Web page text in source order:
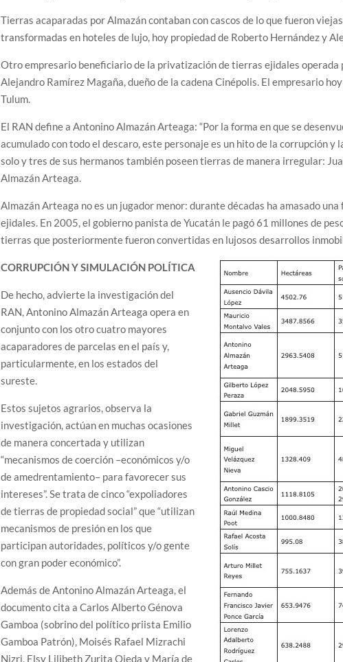
Tierras acaparadas por Almazán contaban con cascos de lo que fueron
transformadas en hoteles de lujo, hoy propiedad de Roberto Hernández y
Otro empresario beneficiario de la privatización de tierras ejidales operada
Alejandro Ramírez Magaña, dueño de la cadena Cinépolis. El empresario
Tulum.
El RAN define a Antonino Almazán Arteaga: “Por la forma en que se
acumulado con todo el descaro, este personaje es un hito de la corrupción y
solo y tres de sus hermanos también poseen tierras de manera irregular:
Almazán Arteaga.
Almazán Arteaga no es un jugador menor: durante décadas ha amasado
ejidales. En 2005, el gobierno panista de Yucatán le pagó 61 millones de
tierras que posteriormente fueron convertidas en lujosos desarrollos
CORRUPCIÓN Y SIMULACIÓN POLÍTICA
De hecho, advierte la investigación del
RAN, Antonino Almazán Arteaga opera en
conjunto con los otro cuatro mayores
acaparadores de parcelas en el país y,
particularmente, en los estados del
sureste.
Estos sujetos agrarios, observa la
investigación, actúan en muchas ocasiones
de manera concertada y utilizan
“mecanismos de coerción –económicos y/o
de amedrentamiento– para favorecer sus
intereses”. Se trata de cinco “expoliadores
de tierras de propiedad social” que “utilizan
mecanismos de presión en los que
participan autoridades, políticos y/o gente
con gran poder económico”.
Además de Antonino Almazán Arteaga, el
documento cita a Carlos Alberto Génova
Gamboa (sobrino del político priista Emilio
Gamboa Patrón), Moisés Rafael Mizrachi
Nizri, Elsy Lilibeth Zurita Ojeda y María de